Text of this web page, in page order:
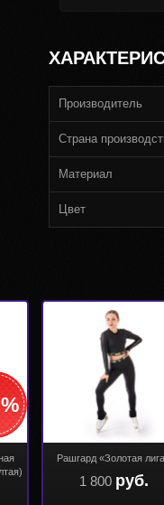
Производитель
Страна
Материал
Цвет
Рашгард «Золотая
1 800 руб.